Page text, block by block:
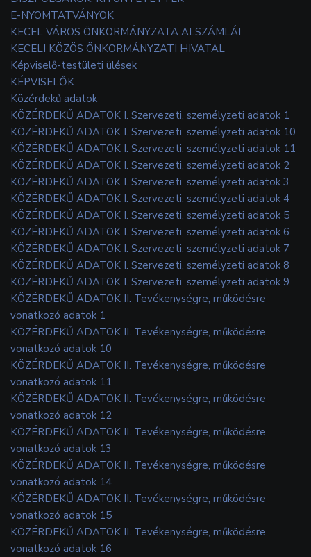
E-NYOMTATVÁNYOK
KECEL VÁROS ÖNKORMÁNYZATA ALSZÁMLÁI
KECELI KÖZÖS ÖNKORMÁNYZATI HIVATAL
Képviselő-testületi ülések
KÉPVISELŐK
Közérdekű adatok
KÖZÉRDEKŰ ADATOK I. Szervezeti, személyzeti adatok 1
KÖZÉRDEKŰ ADATOK I. Szervezeti, személyzeti adatok 10
KÖZÉRDEKŰ ADATOK I. Szervezeti, személyzeti adatok 11
KÖZÉRDEKŰ ADATOK I. Szervezeti, személyzeti adatok 2
KÖZÉRDEKŰ ADATOK I. Szervezeti, személyzeti adatok 3
KÖZÉRDEKŰ ADATOK I. Szervezeti, személyzeti adatok 4
KÖZÉRDEKŰ ADATOK I. Szervezeti, személyzeti adatok 5
KÖZÉRDEKŰ ADATOK I. Szervezeti, személyzeti adatok 6
KÖZÉRDEKŰ ADATOK I. Szervezeti, személyzeti adatok 7
KÖZÉRDEKŰ ADATOK I. Szervezeti, személyzeti adatok 8
KÖZÉRDEKŰ ADATOK I. Szervezeti, személyzeti adatok 9
KÖZÉRDEKŰ ADATOK II. Tevékenységre, működésre
vonatkozó adatok 1
KÖZÉRDEKŰ ADATOK II. Tevékenységre, működésre
vonatkozó adatok 10
KÖZÉRDEKŰ ADATOK II. Tevékenységre, működésre
vonatkozó adatok 11
KÖZÉRDEKŰ ADATOK II. Tevékenységre, működésre
vonatkozó adatok 12
KÖZÉRDEKŰ ADATOK II. Tevékenységre, működésre
vonatkozó adatok 13
KÖZÉRDEKŰ ADATOK II. Tevékenységre, működésre
vonatkozó adatok 14
KÖZÉRDEKŰ ADATOK II. Tevékenységre, működésre
vonatkozó adatok 15
KÖZÉRDEKŰ ADATOK II. Tevékenységre, működésre
vonatkozó adatok 16